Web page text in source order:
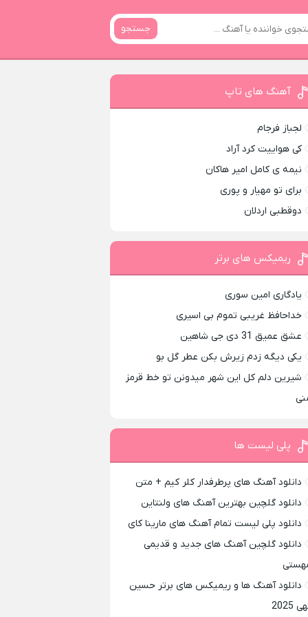
جستجو
آهنگ های تاپ
لجباز فرجام
کی هواییت کرد آراد
نیمه ی کامل امیر هاکان
برای تو مهیار و پوری
دوقطبی اردلان
ریمیکس های برتر
یادگاری امین سوری
خداحافظ غریبی تموم بی اسیری
عشق عمیق 31 دی جی شاهین
یکی دیگه زدم زیرش بکن عطر گل بو
شیرین دلم کل این شهر میدونن تو خط قرمز
پلی لیست ها
دانلود آهنگ های پرطرفدار کلر کیم + متن
دانلود گلچین بهترین آهنگ های ولنتاین
دانلود پلی لیست تمام آهنگ های مارینا کای
دانلود گلچین آهنگ های جدید و قدیمی
دانلود آهنگ ها و ریمیکس های برتر حسین
2025